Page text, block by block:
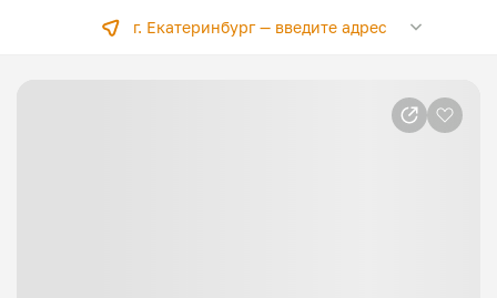
г. Екатеринбург —введите адрес